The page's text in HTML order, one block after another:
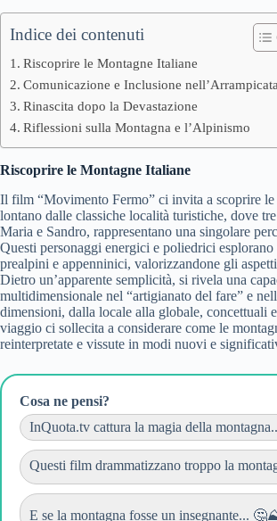
Indice dei contenuti
Riscoprire le Montagne Italiane
Comunicazione e Inclusione nell’Arrampicata
Rinascita dopo la Devastazione
Riflessioni sulla Montagna e l’Alpinismo
Riscoprire le Montagne Italiane
Il film “Movimento Fermo” ci invita a scoprire le
lontano dalle classiche località turistiche, dove
Maria e Sandro, rappresentano una singolare
Questi personaggi energici e poliedrici
prealpini e appenninici, valorizzandone gli
Dietro un’apparente semplicità, si rivela una
multidimensionale nel “artigianato del fare” e
dimensioni, dalla locale alla globale, concettuali
viaggio ci sollecita a considerare come le
reinterpretate e vissute in modi nuovi e
Cosa ne pensi?
InQuota.tv cattura la magia della
Questi film drammatizzano troppo la
E se la montagna fosse un insegnante...